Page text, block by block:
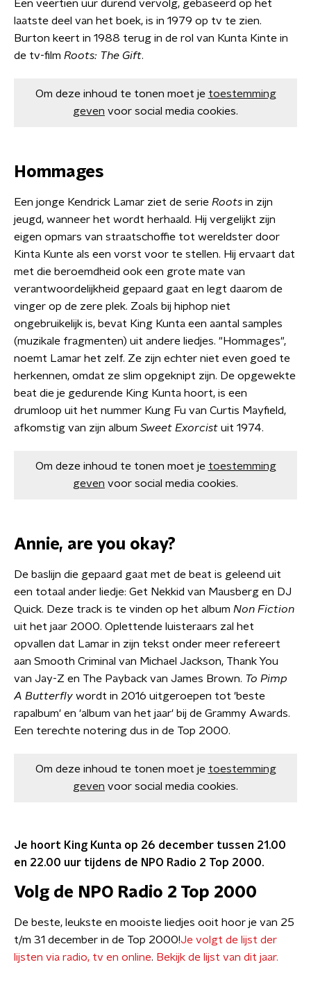
Een veertien uur durend vervolg, gebaseerd op het
laatste deel van het boek, is in 1979 op tv te zien.
Burton keert in 1988 terug in de rol van Kunta Kinte in
de tv-film Roots: The Gift.
Om deze inhoud te tonen moet je toestemming
geven voor social media cookies.
Hommages
Een jonge Kendrick Lamar ziet de serie Roots in zijn
jeugd, wanneer het wordt herhaald. Hij vergelijkt zijn
eigen opmars van straatschoffie tot wereldster door
Kinta Kunte als een vorst voor te stellen. Hij ervaart dat
met die beroemdheid ook een grote mate van
verantwoordelijkheid gepaard gaat en legt daarom de
vinger op de zere plek. Zoals bij hiphop niet
ongebruikelijk is, bevat King Kunta een aantal samples
(muzikale fragmenten) uit andere liedjes. "Hommages",
noemt Lamar het zelf. Ze zijn echter niet even goed te
herkennen, omdat ze slim opgeknipt zijn. De opgewekte
beat die je gedurende King Kunta hoort, is een
drumloop uit het nummer Kung Fu van Curtis Mayfield,
afkomstig van zijn album Sweet Exorcist uit 1974.
Om deze inhoud te tonen moet je toestemming
geven voor social media cookies.
Annie, are you okay?
De baslijn die gepaard gaat met de beat is geleend uit
een totaal ander liedje: Get Nekkid van Mausberg en DJ
Quick. Deze track is te vinden op het album Non Fiction
uit het jaar 2000. Oplettende luisteraars zal het
opvallen dat Lamar in zijn tekst onder meer refereert
aan Smooth Criminal van Michael Jackson, Thank You
van Jay-Z en The Payback van James Brown. To Pimp
A Butterfly wordt in 2016 uitgeroepen tot 'beste
rapalbum' en 'album van het jaar' bij de Grammy Awards.
Een terechte notering dus in de Top 2000.
Om deze inhoud te tonen moet je toestemming
geven voor social media cookies.
Je hoort King Kunta op 26 december tussen 21.00
en 22.00 uur tijdens de NPO Radio 2 Top 2000.
Volg de NPO Radio 2 Top 2000
De beste, leukste en mooiste liedjes ooit hoor je van 25
t/m 31 december in de Top 2000!Je volgt de lijst der
lijsten via radio, tv en online. Bekijk de lijst van dit jaar.